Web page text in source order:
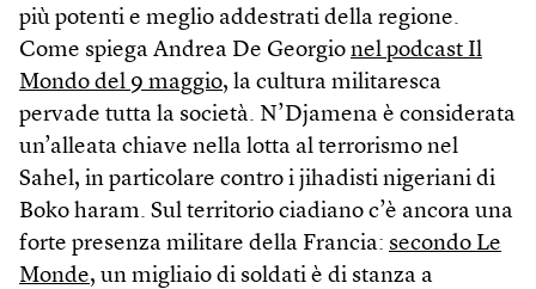
più potenti e meglio addestrati della regione.
Come spiega Andrea De Georgio nel podcast Il
Mondo del 9 maggio, la cultura militaresca
pervade tutta la società. N’Djamena è considerata
un’alleata chiave nella lotta al terrorismo nel
Sahel, in particolare contro i jihadisti nigeriani di
Boko haram. Sul territorio ciadiano c’è ancora una
forte presenza militare della Francia: secondo Le
Monde, un migliaio di soldati è di stanza a